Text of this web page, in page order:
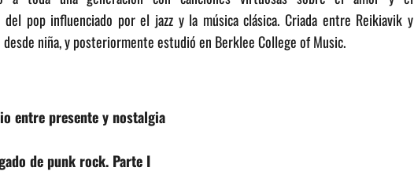
pop influenciado por el jazz y la música clásica. Criada entre Reikiavik y
desde niña, y posteriormente estudió en Berklee College of Music.
entre presente y nostalgia
de punk rock. Parte I